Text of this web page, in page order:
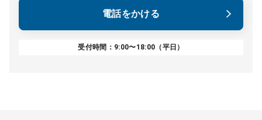
電話をかける
受付時間：9:00〜18:00（平日）